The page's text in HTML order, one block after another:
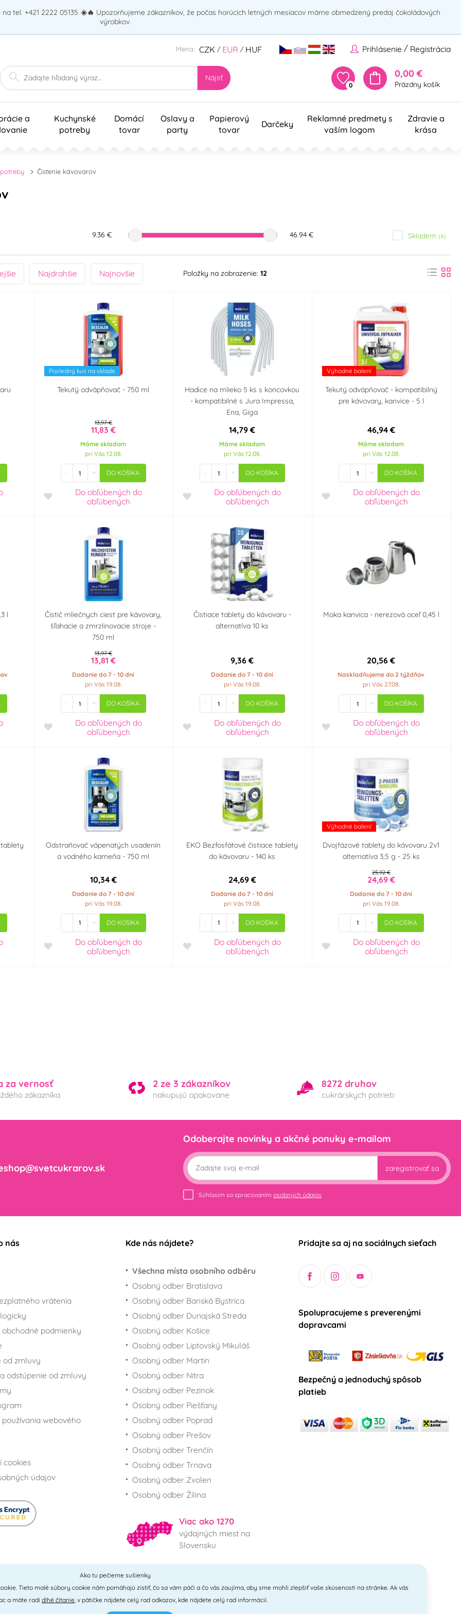
tel. +421 2222 05135 ☀️🔥 Upozorňujeme zákazníkov, že počas horúcich letných mesiacov máme obmedzený predaj čokoládových
výrobkov.
Prihlásenie / Registrácia
Mena: CZK / EUR / HUF
Nájsť
0
0,00 €
Prázdny košík
a
Kuchynské
potreby
Domácí
tovar
Oslavy a
party
Papierový
tovar
Darčeky
Reklamné predmety s
vaším logom
Zdravie a
krása
Čistenie kávovarov
9.36 € 46.94 € Skladem (4)
Najdrahšie Najnovšie Položky na zobrazenie: 12
Posledný kus na sklade
Tekutý odvápňovač - 750 ml
13,97 €
11,83 €
Máme skladom
pri Vás 12.08.
- + DO KOŠÍKA
Do obľúbenýchdo
obľúbených
Hadice na mlieko 5 ks s koncovkou
- kompatibilné s Jura Impressa,
Ena, Giga
14,79 €
Máme skladom
pri Vás 12.08.
- + DO KOŠÍKA
Do obľúbenýchdo
obľúbených
Výhodné balení
Tekutý odvápňovač - kompatibilný
pre kávovary, kanvice - 5 l
46,94 €
Máme skladom
pri Vás 12.08.
- + DO KOŠÍKA
Do obľúbenýchdo
obľúbených
l
Čistič mliečnych ciest pre kávovary,
šľahacie a zmrzlinovacie stroje -
750 ml
13,97 €
13,81 €
Dodanie do 7 - 10 dní
pri Vás 19.08.
- + DO KOŠÍKA
Do obľúbenýchdo
obľúbených
Čistiace tablety do kávovaru -
alternatíva 10 ks
9,36 €
Dodanie do 7 - 10 dní
pri Vás 19.08.
- + DO KOŠÍKA
Do obľúbenýchdo
obľúbených
Moka kanvica - nerezová oceľ 0,45 l
20,56 €
Naskladňujeme do 2 týždňov
pri Vás 27.08.
- + DO KOŠÍKA
Do obľúbenýchdo
obľúbených
Odstraňovač vápenatých usadenín
a vodného kameňa - 750 ml
10,34 €
Dodanie do 7 - 10 dní
pri Vás 19.08.
- + DO KOŠÍKA
Do obľúbenýchdo
obľúbených
EKO Bezfosfátové čistiace tablety
do kávovaru - 140 ks
24,69 €
Dodanie do 7 - 10 dní
pri Vás 19.08.
- + DO KOŠÍKA
Do obľúbenýchdo
obľúbených
Výhodné balení
Dvojfázové tablety do kávovaru 2v1
alternatíva 3,5 g - 25 ks
25,92 €
24,69 €
Dodanie do 7 - 10 dní
pri Vás 19.08.
- + DO KOŠÍKA
Do obľúbenýchdo
obľúbených
za vernosť
zákazníka
2 ze 3 zákazníkov
nakupujú opakovane
8272 druhov
cukrárskych potrieb
Odoberajte novinky a akčné ponuky e-mailom
zaregistrovať sa
Súhlasím so spracovaním osobných údajov
nás
vrátenia
obchodné podmienky
od zmluvy
odstúpenie od zmluvy
webového
cookies
údajov
Kde nás nájdete?
Všechna místa osobního odběru
Osobný odber Bratislava
Osobný odber Banská Bystrica
Osobný odber Dunajská Streda
Osobný odber Košice
Osobný odber Liptovský Mikuláš
Osobný odber Martin
Osobný odber Nitra
Osobný odber Pezinok
Osobný odber Piešťany
Osobný odber Poprad
Osobný odber Prešov
Osobný odber Trenčín
Osobný odber Trnava
Osobný odber Zvolen
Osobný odber Žilina
Viac ako 1270
výdajných miest na
Slovensku
Všetky miesta
Pridajte sa aj na sociálnych sieťach
Spolupracujeme s preverenými
dopravcami
Bezpečný a jednoduchý spôsob
platieb
Ako tu pečieme sušienky
Tieto malé súbory cookie nám pomáhajú zistiť, čo sa vám páči a čo vás zaujíma, aby sme mohli zlepšiť vaše skúsenosti na stránke. Ak vás
a máte radi dlhé čítanie, v pätičke nájdete celý rad odkazov, kde nájdete celý rad informácií.